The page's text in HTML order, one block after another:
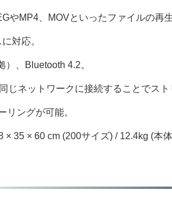
やMP4、MOVといったファイルの
対応。
、Bluetooth 4.2。
じネットワークに接続することでス
リングが可能。
× 35 × 60 cm (200サイズ) / 12.4kg (本